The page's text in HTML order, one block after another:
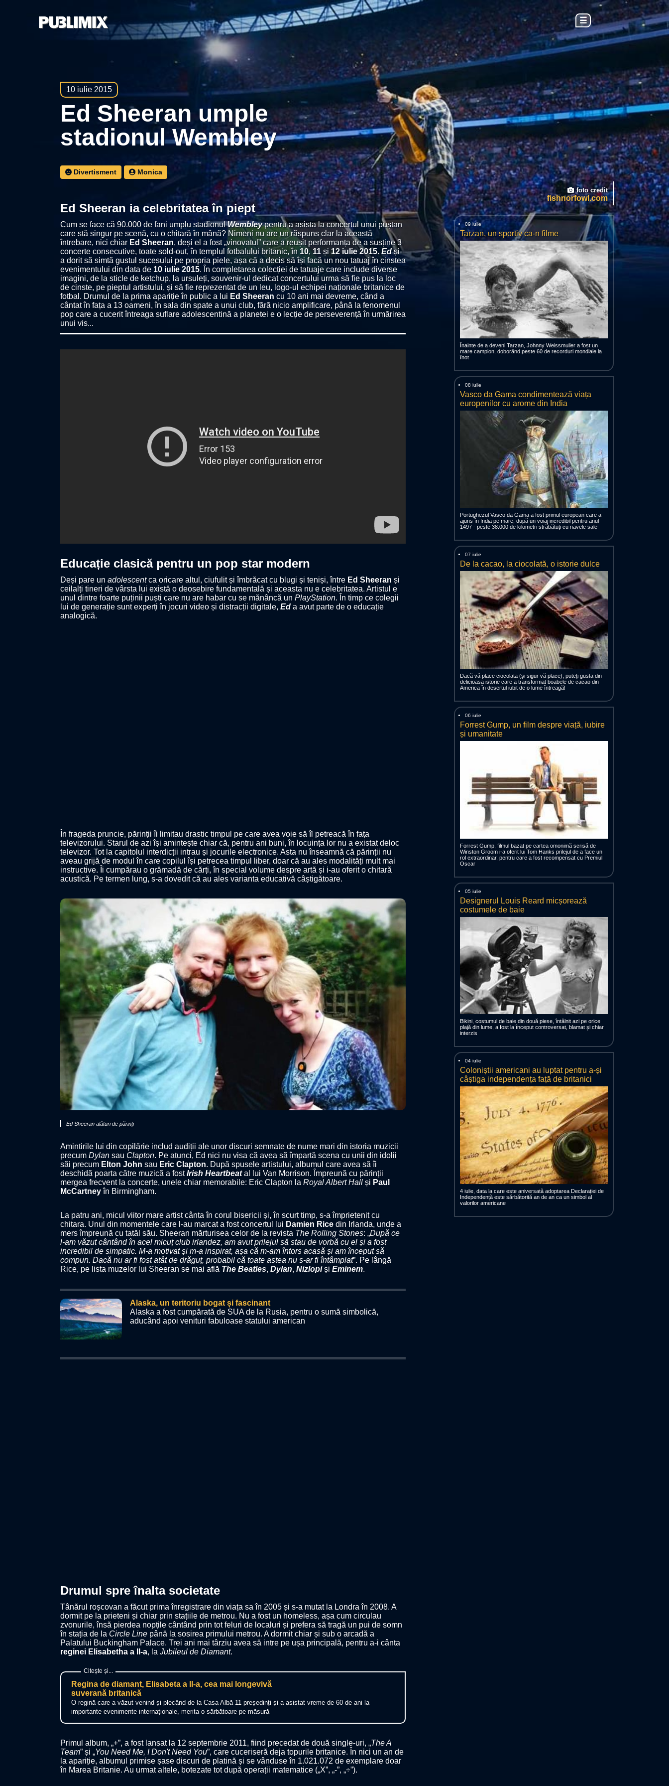
☰
10 iulie 2015
Ed Sheeran umple
stadionul Wembley
Divertisment Monica
Ed Sheeran ia celebritatea în piept
Cum se face că 90.000 de fani umplu stadionulWembleypentru a asista la concertul unui puștan
care stă singur pe scenă, cu o chitară în mână? Nimeni nu are un răspuns clar la această
întrebare, nici chiar Ed Sheeran, deși el a fost „vinovatul” care a reușit performanța de a susține 3
concerte consecutive, toate sold-out, în templul fotbalului britanic, în 10, 11 și12 iulie 2015.Edși-
a dorit să simtă gustul sucesului pe propria piele, așa că a decis să își facă un nou tatuaj în cinstea
evenimentului din data de 10 iulie 2015. În completarea colecției de tatuaje care include diverse
imagini, de la sticle de ketchup, la ursuleți, souvenir-ul dedicat concertului urma să fie pus la loc
de cinste, pe pieptul artistului, și să fie reprezentat de un leu, logo-ul echipei naționale britanice de
fotbal. Drumul de la prima apariție în public a lui Ed Sheeran cu 10 ani mai devreme, când a
cântat în fața a 13 oameni, în sala din spate a unui club, fără nicio amplificare, până la fenomenul
pop care a cucerit întreaga suflare adolescentină a planetei e o lecție de perseverență în urmărirea
unui vis...
Educație clasică pentru un pop star modern
Deși pare unadolescentca oricare altul, ciufulit și îmbrăcat cu blugi și teniși, între Ed Sheeran și
ceilalți tineri de vârsta lui există o deosebire fundamentală și aceasta nu e celebritatea. Artistul e
unul dintre foarte puținii puști care nu are habar cu se mănâncă unPlayStation. În timp ce colegii
lui de generație sunt experți în jocuri video și distracții digitale,Ed a avut parte de o educație
analogică.
În frageda pruncie, părinții îi limitau drastic timpul pe care avea voie să îl petreacă în fața
televizorului. Starul de azi își amintește chiar că, pentru ani buni, în locuința lor nu a existat deloc
televizor. Tot la capitolul interdicții intrau și jocurile electronice. Asta nu înseamnă că părinții nu
aveau grijă de modul în care copilul își petrecea timpul liber, doar că au ales modalități mult mai
instructive. Îi cumpărau o grămadă de cărți, în special volume despre artă și i-au oferit o chitară
acustică. Pe termen lung, s-a dovedit că au ales varianta educativă câștigătoare.
Ed Sheeran alături de părinți
Amintirile lui din copilărie includ audiții ale unor discuri semnate de nume mari din istoria muzicii
precumDylan sau Clapton. Pe atunci, Ed nici nu visa că avea să împartă scena cu unii din idolii
săi precum Elton John sau Eric Clapton. După spusele artistului, albumul care avea să îi
deschidă poarta către muzică a fostIrish Heartbeatal lui Van Morrison. Împreună cu părinții
mergea frecvent la concerte, unele chiar memorabile: Eric Clapton laRoyal Albert Hall și Paul
McCartneyîn Birmingham.
La patru ani, micul viitor mare artist cânta în corul bisericii și, în scurt timp, s-a împrietenit cu
chitara. Unul din momentele care l-au marcat a fost concertul lui Damien Rice din Irlanda, unde a
mers împreună cu tatăl său. Sheeran mărturisea celor de la revista The Rolling Stones: „După ce
l-am văzut cântând în acel micuț club irlandez, am avut prilejul să stau de vorbă cu el și a fost
incredibil de simpatic. M-a motivat și m-a inspirat, așa că m-am întors acasă și am început să
compun. Dacă nu ar fi fost atât de drăguț, probabil că toate astea nu s-ar fi întâmplat”. Pe lângă
Rice, pe lista muzelor lui Sheeran se mai află The Beatles,Dylan,NizlopișiEminem.
Alaska, un teritoriu bogat și fascinant
Alaska a fost cumpărată de SUA de la Rusia, pentru o sumă simbolică,
aducând apoi venituri fabuloase statului american
Drumul spre înalta societate
Tânărul roșcovan a făcut prima înregistrare din viața sa în 2005 și s-a mutat la Londra în 2008. A
dormit pe la prieteni și chiar prin stațiile de metrou. Nu a fost un homeless, așa cum circulau
zvonurile, însă pierdea nopțile cântând prin tot feluri de localuri și prefera să tragă un pui de somn
în stația de la Circle Line până la sosirea primului metrou. A dormit chiar și sub o arcadă a
Palatului Buckingham Palace. Trei ani mai târziu avea să intre pe ușa principală, pentru a-i cânta
reginei Elisabetha a II-a, laJubileul de Diamant.
Regina de diamant, Elisabeta a II-a, cea mai longevivă
suverană britanică
O regină care a văzut venind și plecând de la Casa Albă 11 președinți și a asistat vreme de 60 de ani la
importante evenimente internaționale, merita o sărbătoare pe măsură
Primul album, „+”, a fost lansat la 12 septembrie 2011, fiind precedat de două single-uri, „The A
Team” și „You Need Me, I Don't Need You”, care cuceriseră deja topurile britanice. În nici un an de
la apariție, albumul primise șase discuri de platină și se vânduse în 1.021.072 de exemplare doar
în Marea Britanie. Au urmat altele, botezate tot după operații matematice („X”, „-”, „÷”).
foto credit
fishnorfowl.com
09 iulie
Tarzan, un sportiv ca-n filme
Înainte de a deveni Tarzan, Johnny Weissmuller a fost un
mare campion, doborând peste 60 de recorduri mondiale la
înot
08 iulie
Vasco da Gama condimentează viața
europenilor cu arome din India
Portughezul Vasco da Gama a fost primul european care a
ajuns în India pe mare, după un voiaj incredibil pentru anul
1497 - peste 38.000 de kilometri străbătuți cu navele sale
07 iulie
De la cacao, la ciocolată, o istorie dulce
Dacă vă place ciocolata (și sigur vă place), puteți gusta din
delicioasa istorie care a transformat boabele de cacao din
America în desertul iubit de o lume întreagă!
06 iulie
Forrest Gump, un film despre viață, iubire
și umanitate
Forrest Gump, filmul bazat pe cartea omonimă scrisă de
Winston Groom i-a oferit lui Tom Hanks prilejul de a face un
rol extraordinar, pentru care a fost recompensat cu Premiul
Oscar
05 iulie
Designerul Louis Reard micșorează
costumele de baie
Bikini, costumul de baie din două piese, întâlnit azi pe orice
plajă din lume, a fost la început controversat, blamat și chiar
interzis
04 iulie
Coloniștii americani au luptat pentru a-și
câștiga independența față de britanici
4 iulie, data la care este aniversată adoptarea Declarației de
Independență este sărbătorită an de an ca un simbol al
valorilor americane